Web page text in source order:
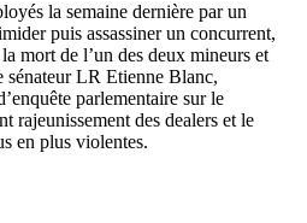
la semaine dernière par un
puis assassiner un concurrent,
mort de l’un des deux mineurs et
LR Etienne Blanc,
parlementaire sur le
rajeunissement des dealers et le
en plus violentes.